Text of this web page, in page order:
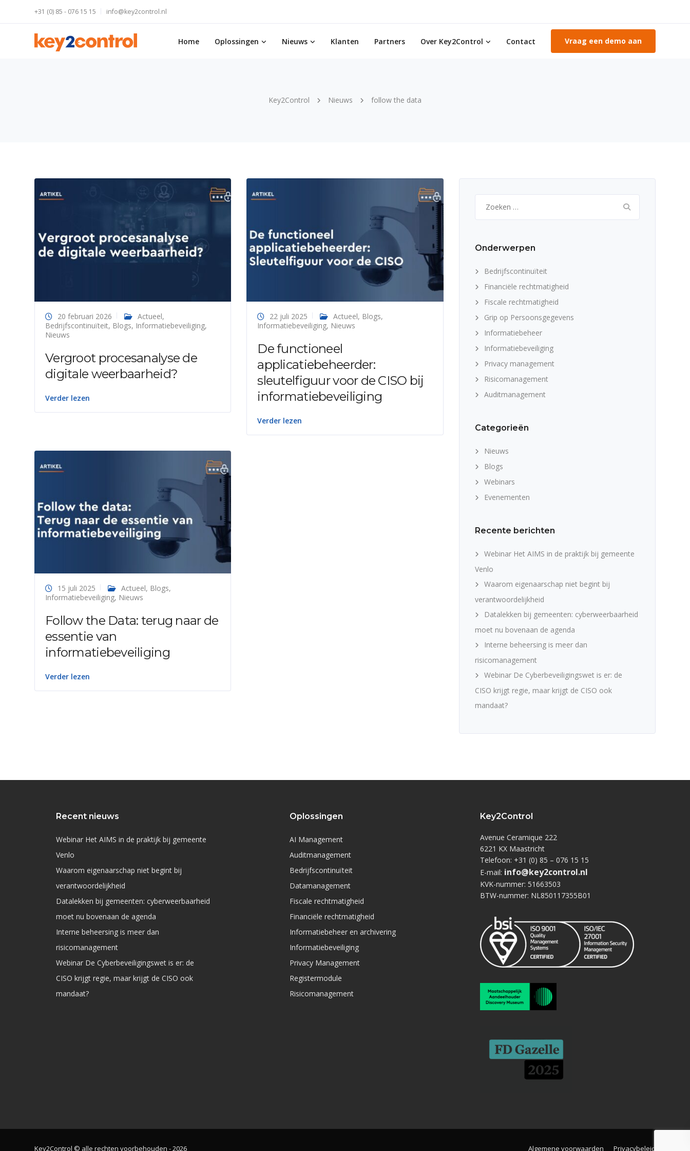
+31 (0) 85 - 076 15 15 info@key2control.nl
Home Oplossingen Nieuws Klanten Partners Over Key2Control Contact Vraag een demo aan
Key2Control Nieuws follow the data
20 februari 2026 Actueel,
Bedrijfscontinuïteit, Blogs, Informatiebeveiliging,
Nieuws
Vergroot procesanalyse de
digitale weerbaarheid?
Verder lezen
22 juli 2025 Actueel, Blogs,
Informatiebeveiliging, Nieuws
De functioneel
applicatiebeheerder:
sleutelfiguur voor de CISO bij
informatiebeveiliging
Verder lezen
15 juli 2025 Actueel, Blogs,
Informatiebeveiliging, Nieuws
Follow the Data: terug naar de
essentie van
informatiebeveiliging
Verder lezen
naar:
Onderwerpen
Bedrijfscontinuïteit
Financiële rechtmatigheid
Fiscale rechtmatigheid
Grip op Persoonsgegevens
Informatiebeheer
Informatiebeveiliging
Privacy management
Risicomanagement
Auditmanagement
Categorieën
Nieuws
Blogs
Webinars
Evenementen
Recente berichten
Webinar Het AIMS in de praktijk bij gemeente
Venlo
Waarom eigenaarschap niet begint bij
verantwoordelijkheid
Datalekken bij gemeenten: cyberweerbaarheid
moet nu bovenaan de agenda
Interne beheersing is meer dan
risicomanagement
Webinar De Cyberbeveiligingswet is er: de
CISO krijgt regie, maar krijgt de CISO ook
mandaat?
Recent nieuws
Webinar Het AIMS in de praktijk bij gemeente
Venlo
Waarom eigenaarschap niet begint bij
verantwoordelijkheid
Datalekken bij gemeenten: cyberweerbaarheid
moet nu bovenaan de agenda
Interne beheersing is meer dan
risicomanagement
Webinar De Cyberbeveiligingswet is er: de
CISO krijgt regie, maar krijgt de CISO ook
mandaat?
Oplossingen
AI Management
Auditmanagement
Bedrijfscontinuïteit
Datamanagement
Fiscale rechtmatigheid
Financiële rechtmatigheid
Informatiebeheer en archivering
Informatiebeveiliging
Privacy Management
Registermodule
Risicomanagement
Key2Control
Avenue Ceramique 222
6221 KX Maastricht
Telefoon: +31 (0) 85 – 076 15 15
E-mail: info@key2control.nl
KVK-nummer: 51663503
BTW-nummer: NL850117355B01
Key2Control © alle rechten voorbehouden - 2026 Algemene voorwaarden Privacybeleid